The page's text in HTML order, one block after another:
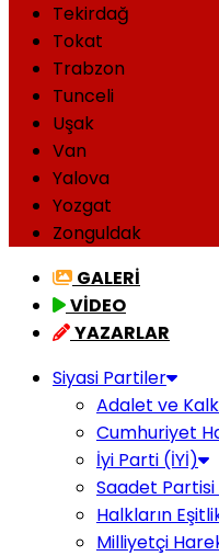
Tekirdağ
Tokat
Trabzon
Tunceli
Uşak
Van
Yalova
Yozgat
Zonguldak
GALERİ
VİDEO
YAZARLAR
Siyasi Partiler
Adalet ve
Cumhuriyet
İyi Parti (İYİ)
Saadet Partisi
Halkların
Milliyetçi